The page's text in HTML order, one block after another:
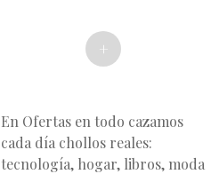
+
En Ofertas en todo cazamos
cada día chollos reales:
tecnología, hogar, libros, moda